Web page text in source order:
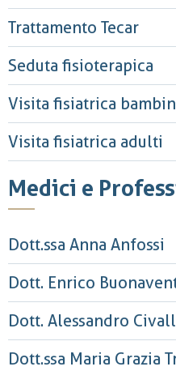
Trattamento Tecar
Seduta fisioterapica
Visita fisiatrica
Visita fisiatrica adulti
Medici e
Dott.ssa Anna Anfossi
Dott. Enrico
Dott. Alessandro
Dott.ssa Maria Grazia